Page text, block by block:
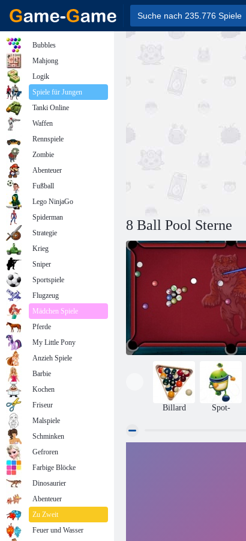
8 Ball Pool Sterne
Billard Spot-
Bubbles
Mahjong
Logik
Spiele für Jungen
Tanki Online
Waffen
Rennspiele
Zombie
Abenteuer
Fußball
Lego NinjaGo
Spiderman
Strategie
Krieg
Sniper
Sportspiele
Flugzeug
Mädchen Spiele
Pferde
My Little Pony
Anzieh Spiele
Barbie
Kochen
Friseur
Malspiele
Schminken
Gefroren
Farbige Blöcke
Dinosaurier
Abenteuer
Zu Zweit
Feuer und Wasser